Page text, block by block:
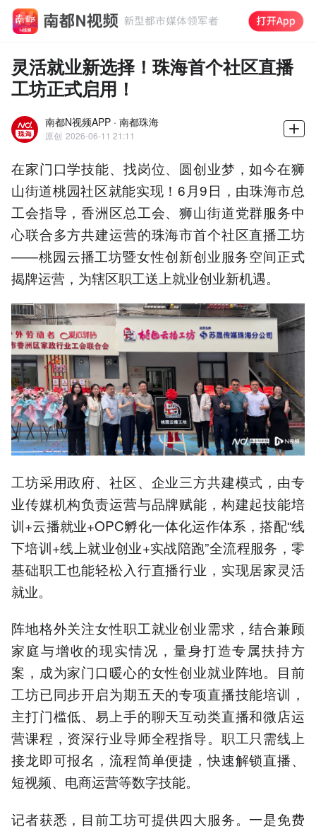
灵活就业新选择！珠海首个社区直播
工坊正式启用！
南都N视频APP · 南都珠海
原创 2026-06-11 21:11
在家门口学技能、找岗位、圆创业梦，如今在狮
山街道桃园社区就能实现！6月9日，由珠海市总
工会指导，香洲区总工会、狮山街道党群服务中
心联合多方共建运营的珠海市首个社区直播工坊
——桃园云播工坊暨女性创新创业服务空间正式
揭牌运营，为辖区职工送上就业创业新机遇。
工坊采用政府、社区、企业三方共建模式，由专
业传媒机构负责运营与品牌赋能，构建起技能培
训+云播就业+OPC孵化一体化运作体系，搭配“线
下培训+线上就业创业+实战陪跑”全流程服务，零
基础职工也能轻松入行直播行业，实现居家灵活
就业。
阵地格外关注女性职工就业创业需求，结合兼顾
家庭与增收的现实情况，量身打造专属扶持方
案，成为家门口暖心的女性创业就业阵地。目前
工坊已同步开启为期五天的专项直播技能培训，
主打门槛低、易上手的聊天互动类直播和微店运
营课程，资深行业导师全程指导。职工只需线上
接龙即可报名，流程简单便捷，快速解锁直播、
短视频、电商运营等数字技能。
记者获悉，目前工坊可提供四大服务。一是免费